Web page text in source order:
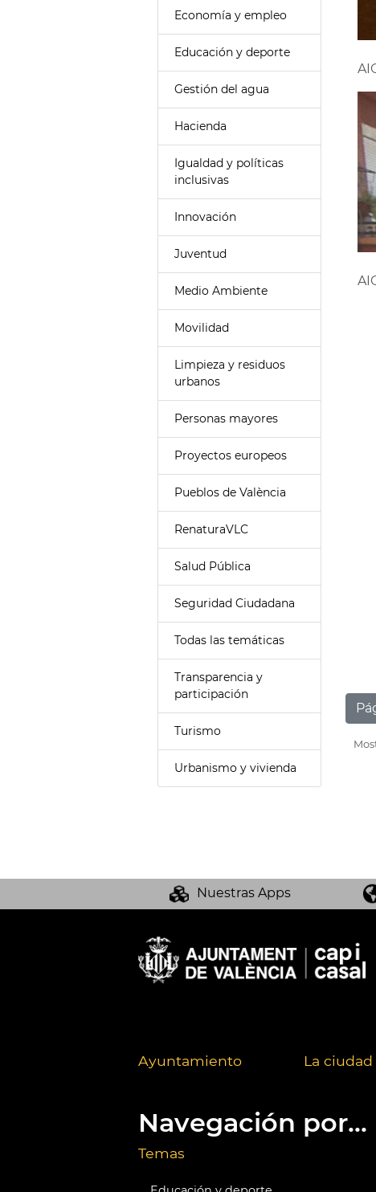
Economía y empleo
Educación y deporte
Gestión del agua
Hacienda
Igualdad y políticas
inclusivas
Innovación
Juventud
Medio Ambiente
Movilidad
Limpieza y residuos
urbanos
Personas mayores
Proyectos europeos
Pueblos de València
RenaturaVLC
Salud Pública
Seguridad Ciudadana
Todas las temáticas
Transparencia y
participación
Turismo
Urbanismo y vivienda
Nuestras Apps
Ayuntamiento La ciudad
Navegación por...
Temas